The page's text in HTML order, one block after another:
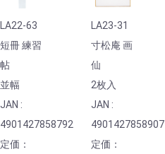
LA22-63
短冊 練習
帖
並幅
JAN :
4901427858792
定価：
LA23-31
寸松庵 画
仙
2枚入
JAN :
4901427858907
定価：